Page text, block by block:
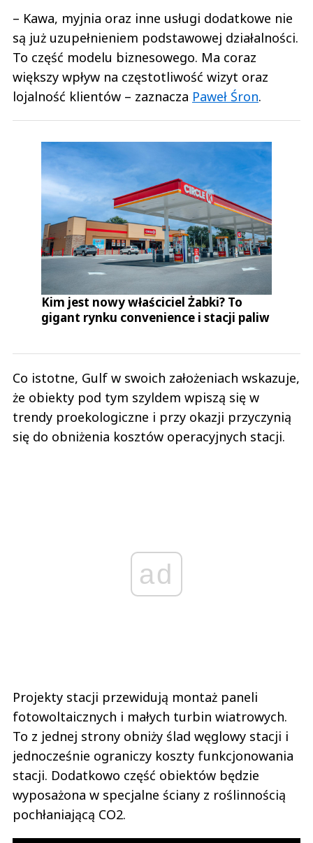
– Kawa, myjnia oraz inne usługi dodatkowe nie
są już uzupełnieniem podstawowej działalności.
To część modelu biznesowego. Ma coraz
większy wpływ na częstotliwość wizyt oraz
lojalność klientów – zaznacza Paweł Śron.
Kim jest nowy właściciel Żabki? To
gigant rynku convenience i stacji paliw
Co istotne, Gulf w swoich założeniach wskazuje,
że obiekty pod tym szyldem wpiszą się w
trendy proekologiczne i przy okazji przyczynią
się do obniżenia kosztów operacyjnych stacji.
ad
Projekty stacji przewidują montaż paneli
fotowoltaicznych i małych turbin wiatrowych.
To z jednej strony obniży ślad węglowy stacji i
jednocześnie ograniczy koszty funkcjonowania
stacji. Dodatkowo część obiektów będzie
wyposażona w specjalne ściany z roślinnością
pochłaniającą CO2.